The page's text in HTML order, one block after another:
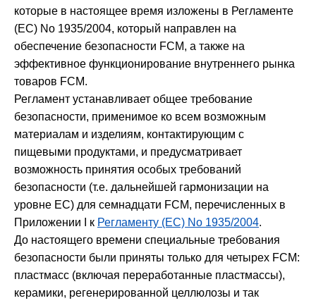
которые в настоящее время изложены в Регламенте
(ЕС) No 1935/2004, который направлен на
обеспечение безопасности FCM, а также на
эффективное функционирование внутреннего рынка
товаров FCM.
Регламент устанавливает общее требование
безопасности, применимое ко всем возможным
материалам и изделиям, контактирующим с
пищевыми продуктами, и предусматривает
возможность принятия особых требований
безопасности (т.е. дальнейшей гармонизации на
уровне ЕС) для семнадцати FCM, перечисленных в
Приложении I к Регламенту (ЕС) No 1935/2004.
До настоящего времени специальные требования
безопасности были приняты только для четырех FCM:
пластмасс (включая переработанные пластмассы),
керамики, регенерированной целлюлозы и так